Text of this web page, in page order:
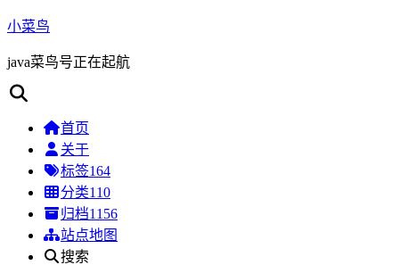
小菜鸟
java菜鸟号正在起航
首页
关于
标签164
分类110
归档1156
站点地图
搜索